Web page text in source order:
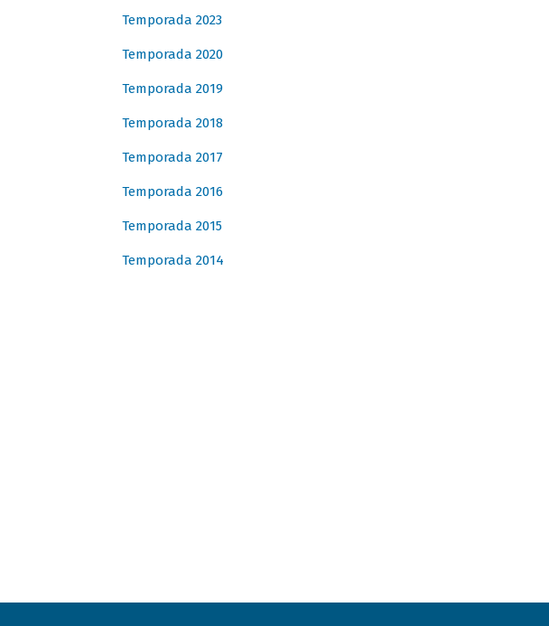
Temporada 2023
Temporada 2020
Temporada 2019
Temporada 2018
Temporada 2017
Temporada 2016
Temporada 2015
Temporada 2014